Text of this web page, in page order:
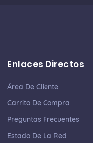
Enlaces Directos
Área De Cliente
Carrito De Compra
Preguntas Frecuentes
Estado De La Red